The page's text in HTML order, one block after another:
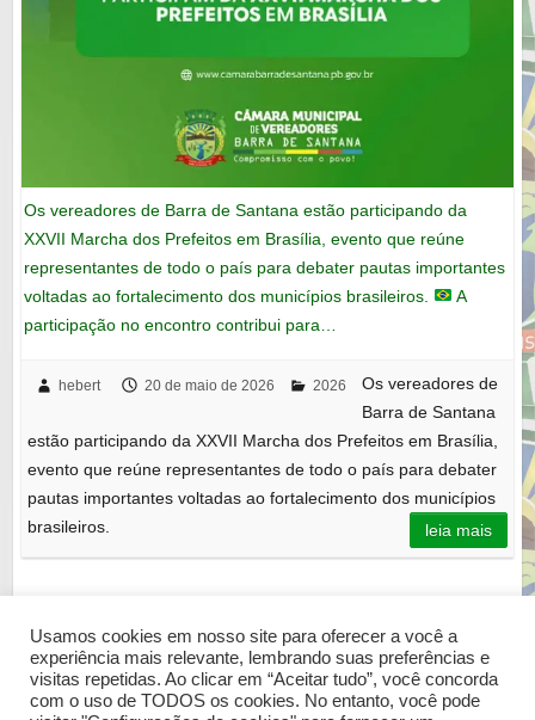
Os vereadores de Barra de Santana estão participando da
XXVII Marcha dos Prefeitos em Brasília, evento que reúne
representantes de todo o país para debater pautas importantes
voltadas ao fortalecimento dos municípios brasileiros.
A
participação no encontro contribui para…
hebert 20 de maio de 2026 2026
Os vereadores de
Barra de Santana
estão participando da XXVII Marcha dos Prefeitos em Brasília,
evento que reúne representantes de todo o país para debater
pautas importantes voltadas ao fortalecimento dos municípios
brasileiros.
leia mais
Usamos cookies em nosso site para oferecer a você a
experiência mais relevante, lembrando suas preferências e
visitas repetidas. Ao clicar em “Aceitar tudo”, você concorda
com o uso de TODOS os cookies. No entanto, você pode